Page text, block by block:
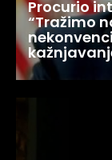
Procurio
“Tražimo